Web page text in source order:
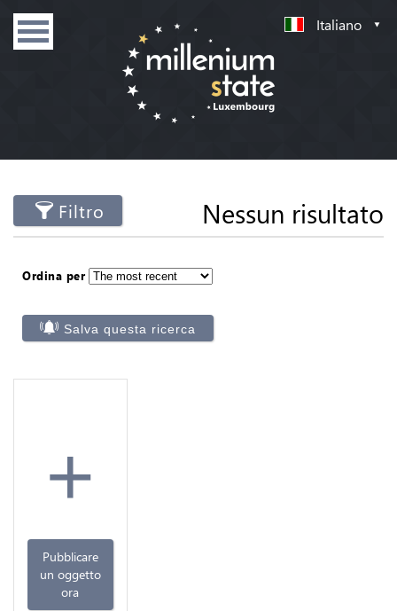
Italiano
Filtro Nessun risultato
Ordina per
Salva questa ricerca
+
Pubblicare
un oggetto
ora